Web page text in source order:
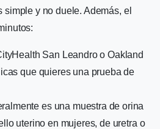
simple y no duele. Además, el
San Leandro o Oakland
que quieres una prueba de
es una muestra de orina
uterino en mujeres, de uretra o